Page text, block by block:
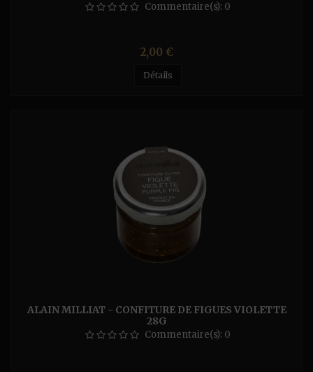
Commentaire(s): 0
Prix
2,00 €
Détails
ALAIN MILLIAT - CONFITURE DE FIGUES VIOLETTE
28G
Commentaire(s): 0